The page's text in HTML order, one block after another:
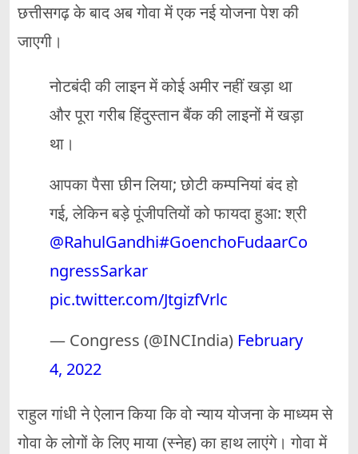
छत्तीसगढ़ के बाद अब गोवा में एक नई योजना पेश की
जाएगी।
नोटबंदी की लाइन में कोई अमीर नहीं खड़ा था
और पूरा गरीब हिंदुस्तान बैंक की लाइनों में खड़ा
था।
आपका पैसा छीन लिया; छोटी कम्पनियां बंद हो
गई, लेकिन बड़े पूंजीपतियों को फायदा हुआ: श्री
@RahulGandhi#GoenchoFudaarCo
ngressSarkar
pic.twitter.com/JtgizfVrlc
— Congress (@INCIndia) February
4, 2022
राहुल गांधी ने ऐलान किया कि वो न्याय योजना के माध्यम से
गोवा के लोगों के लिए माया (स्नेह) का हाथ लाएंगे। गोवा में